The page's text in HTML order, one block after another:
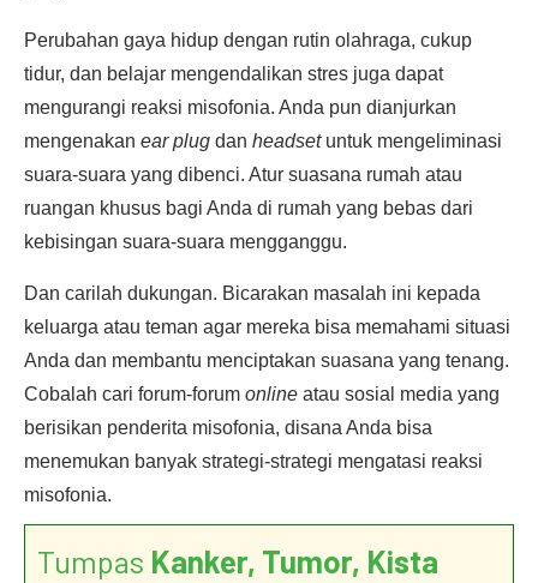
Perubahan gaya hidup dengan rutin olahraga, cukup
tidur, dan belajar mengendalikan stres juga dapat
mengurangi reaksi misofonia. Anda pun dianjurkan
mengenakan ear plug dan headsetuntuk mengeliminasi
suara-suara yang dibenci. Atur suasana rumah atau
ruangan khusus bagi Anda di rumah yang bebas dari
kebisingan suara-suara mengganggu.
Dan carilah dukungan. Bicarakan masalah ini kepada
keluarga atau teman agar mereka bisa memahami situasi
Anda dan membantu menciptakan suasana yang tenang.
Cobalah cari forum-forum online atau sosial media yang
berisikan penderita misofonia, disana Anda bisa
menemukan banyak strategi-strategi mengatasi reaksi
misofonia.
Tumpas Kanker, Tumor, Kista